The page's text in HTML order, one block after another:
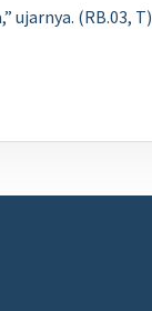
ujarnya. (RB.03, T)